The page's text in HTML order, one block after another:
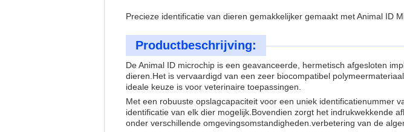
Precieze identificatie van dieren gemakkelijker gemaakt met Animal ID
Productbeschrijving:
De Animal ID microchip is een geavanceerde, hermetisch afgesloten
dieren. Het is vervaardigd van een zeer biocompatibel
ideale keuze is voor veterinaire toepassingen.
Met een robuuste opslagcapaciteit voor een uniek identificatienummer
identificatie van elk dier mogelijk. Bovendien zorgt het indrukwekkende
onder verschillende omgevingsomstandigheden.verbetering van de